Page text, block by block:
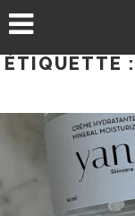
au
ÉTIQUETTE :